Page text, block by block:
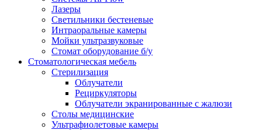
Лазеры
Светильники бестеневые
Интраоральные камеры
Мойки ультразвуковые
Стомат оборудование б/у
Стоматологическая мебель
Стерилизация
Облучатели
Рециркуляторы
Облучатели экранированные с жалюзи
Столы медицинские
Ультрафиолетовые камеры